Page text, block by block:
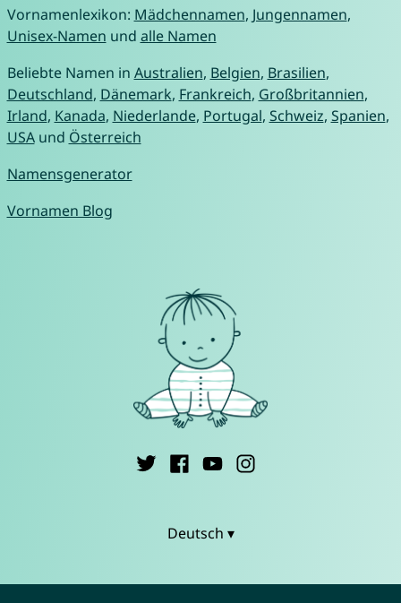
Vornamenlexikon: Mädchennamen, Jungennamen,
Unisex-Namen und alle Namen
Beliebte Namen in Australien, Belgien, Brasilien,
Deutschland, Dänemark, Frankreich, Großbritannien,
Irland, Kanada, Niederlande, Portugal, Schweiz, Spanien,
USAund Österreich
Namensgenerator
Vornamen Blog
Deutsch ▾